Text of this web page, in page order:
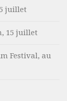
juillet
15 juillet
Festival, au